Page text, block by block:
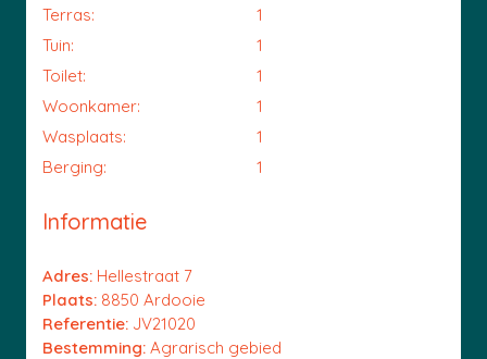
Terras:
1
Tuin:
1
Toilet:
1
Woonkamer:
1
Wasplaats:
1
Berging:
1
Informatie
Adres: Hellestraat 7
Plaats: 8850 Ardooie
Referentie: JV21020
Bestemming: Agrarisch gebied